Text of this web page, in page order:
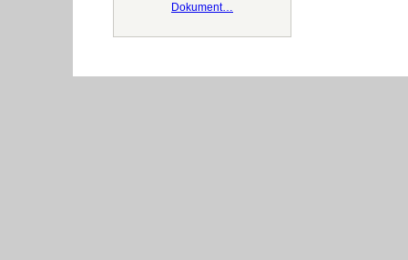
Dokument…